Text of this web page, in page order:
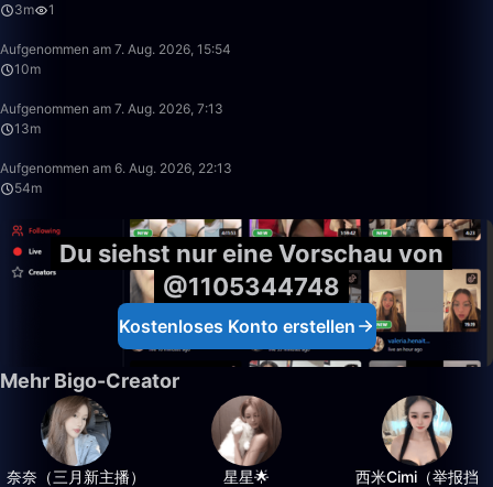
3m
1
Aufgenommen am 7. Aug. 2026, 15:54
10m
Aufgenommen am 7. Aug. 2026, 7:13
13m
Aufgenommen am 6. Aug. 2026, 22:13
54m
Du siehst nur eine Vorschau von
@1105344748
Kostenloses Konto erstellen
Mehr Bigo-Creator
奈奈（三月新主播） 星星🌟
西米Cimi（举报挡